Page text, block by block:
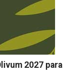
2027 para